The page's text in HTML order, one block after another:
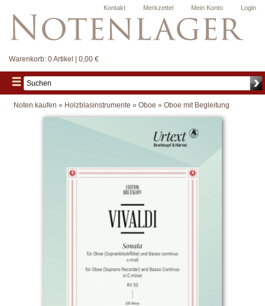
Login
Mein Konto
Merkzettel
Kontakt
Warenkorb: 0 Artikel | 0,00 €
Noten kaufen » Holzblasinstrumente » Oboe » Oboe mit Begleitung